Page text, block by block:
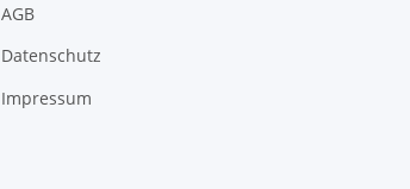
AGB
Datenschutz
Impressum